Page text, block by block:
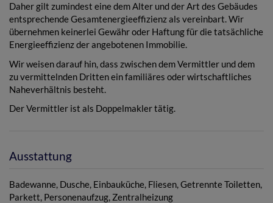
Daher gilt zumindest eine dem Alter und der Art des Gebäudes
entsprechende Gesamtenergieeffizienz als vereinbart. Wir
übernehmen keinerlei Gewähr oder Haftung für die tatsächliche
Energieeffizienz der angebotenen Immobilie.
Wir weisen darauf hin, dass zwischen dem Vermittler und dem
zu vermittelnden Dritten ein familiäres oder wirtschaftliches
Naheverhältnis besteht.
Der Vermittler ist als Doppelmakler tätig.
Ausstattung
Badewanne Dusche Einbauküche Fliesen Getrennte Toiletten
Parkett Personenaufzug Zentralheizung